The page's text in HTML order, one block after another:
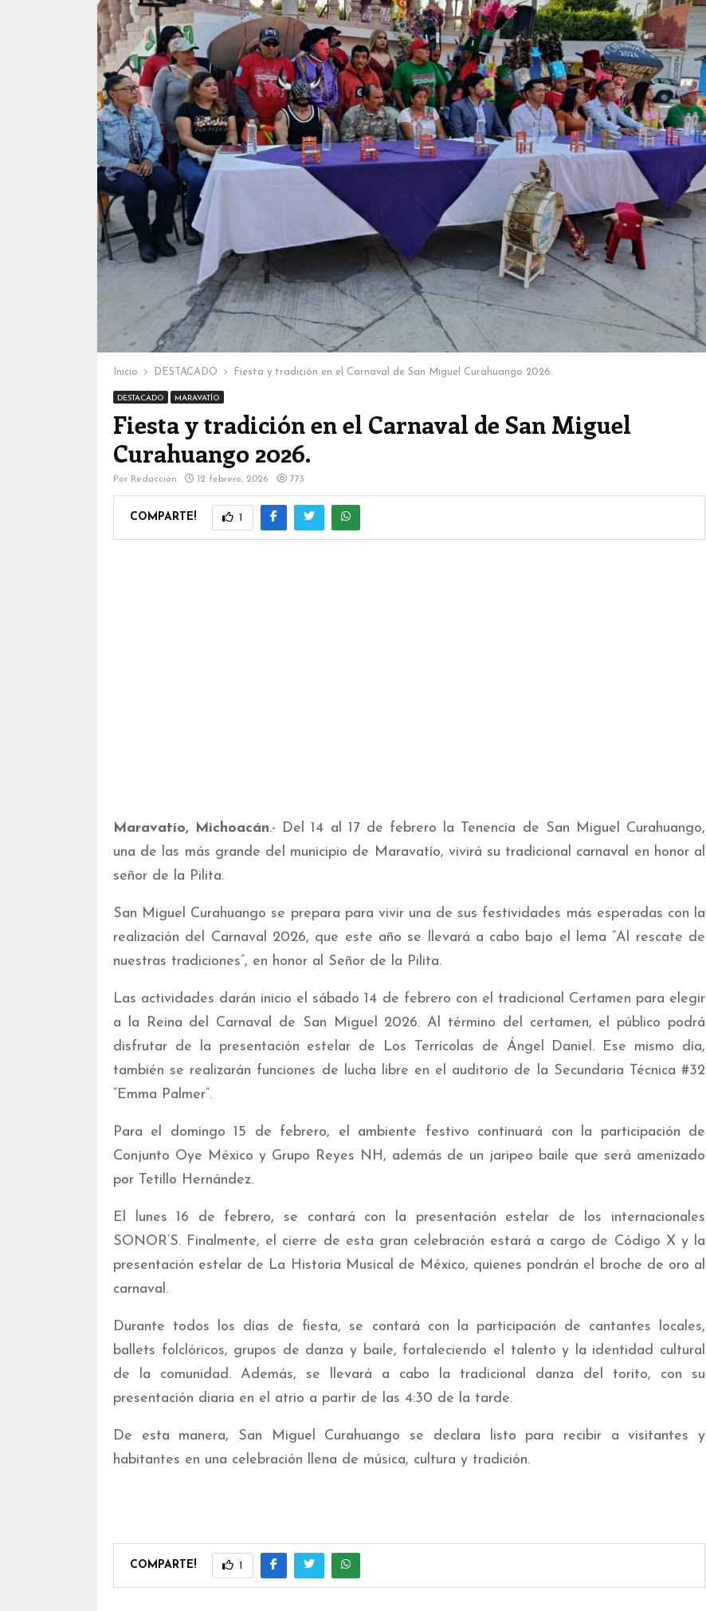
Inicio DESTACADO Fiesta y tradición en el Carnaval de San Miguel Curahuango 2026.
DESTACADO MARAVATÍO
Fiesta y tradición en el Carnaval de San Miguel
Curahuango 2026.
Por Redacción 12 febrero, 2026 773
COMPARTE! 1
Maravatío, Michoacán.- Del 14 al 17 de febrero la Tenencia de San Miguel Curahuango,
una de las más grande del municipio de Maravatío, vivirá su tradicional carnaval en honor al
señor de la Pilita.
San Miguel Curahuango se prepara para vivir una de sus festividades más esperadas con la
realización del Carnaval 2026, que este año se llevará a cabo bajo el lema “Al rescate de
nuestras tradiciones”, en honor al Señor de la Pilita.
Las actividades darán inicio el sábado 14 de febrero con el tradicional Certamen para elegir
a la Reina del Carnaval de San Miguel 2026. Al término del certamen, el público podrá
disfrutar de la presentación estelar de Los Terrícolas de Ángel Daniel. Ese mismo día,
también se realizarán funciones de lucha libre en el auditorio de la Secundaria Técnica #32
“Emma Palmer”.
Para el domingo 15 de febrero, el ambiente festivo continuará con la participación de
Conjunto Oye México y Grupo Reyes NH, además de un jaripeo baile que será amenizado
por Tetillo Hernández.
El lunes 16 de febrero, se contará con la presentación estelar de los internacionales
SONOR’S. Finalmente, el cierre de esta gran celebración estará a cargo de Código X y la
presentación estelar de La Historia Musical de México, quienes pondrán el broche de oro al
carnaval.
Durante todos los días de fiesta, se contará con la participación de cantantes locales,
ballets folclóricos, grupos de danza y baile, fortaleciendo el talento y la identidad cultural
de la comunidad. Además, se llevará a cabo la tradicional danza del torito, con su
presentación diaria en el atrio a partir de las 4:30 de la tarde.
De esta manera, San Miguel Curahuango se declara listo para recibir a visitantes y
habitantes en una celebración llena de música, cultura y tradición.
COMPARTE! 1